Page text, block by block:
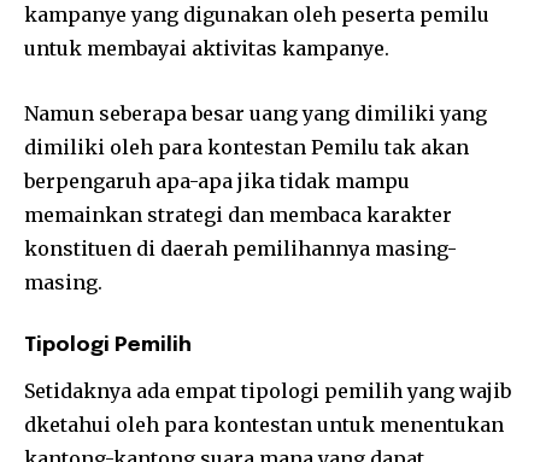
kampanye yang digunakan oleh peserta pemilu
untuk membayai aktivitas kampanye.
Namun seberapa besar uang yang dimiliki yang
dimiliki oleh para kontestan Pemilu tak akan
berpengaruh apa-apa jika tidak mampu
memainkan strategi dan membaca karakter
konstituen di daerah pemilihannya masing-
masing.
Tipologi Pemilih
Setidaknya ada empat tipologi pemilih yang wajib
dketahui oleh para kontestan untuk menentukan